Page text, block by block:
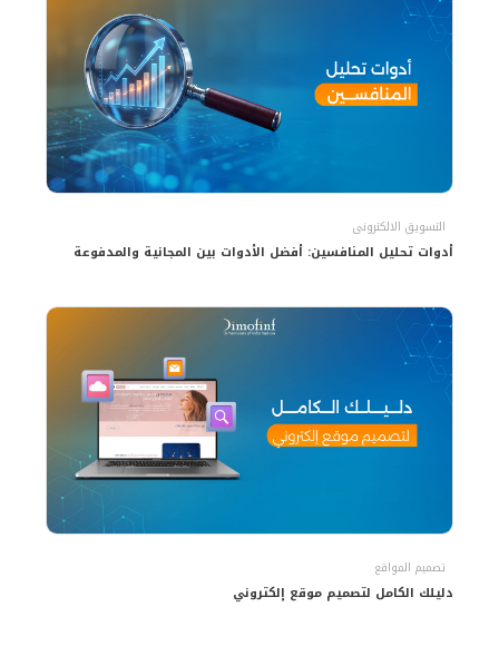
التسويق الالكترونى
أدوات تحليل المنافسين: أفضل الأدوات بين المجانية والمدفوعة
تصميم المواقع
دليلك الكامل لتصميم موقع إلكتروني